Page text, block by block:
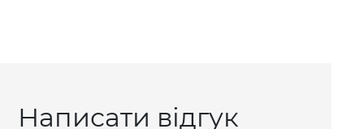
Написати відгук